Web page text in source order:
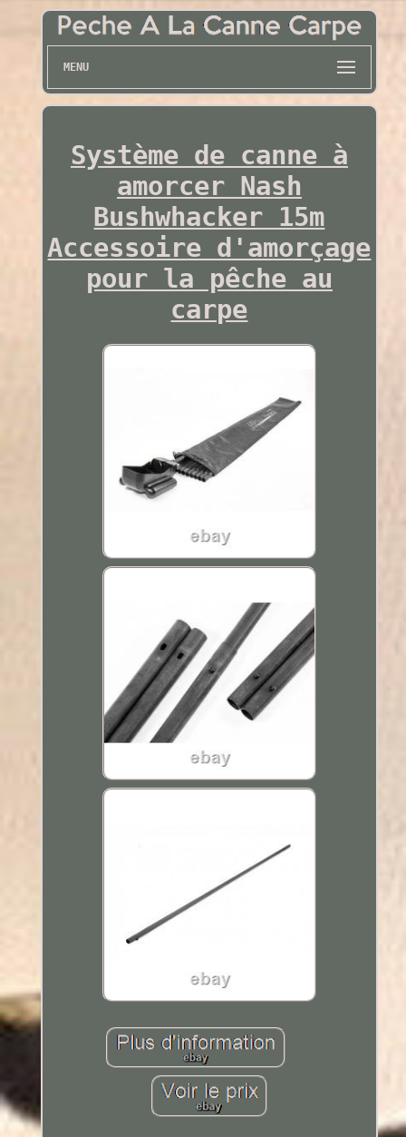
MENU
Système de canne à
amorcer Nash
Bushwhacker 15m
Accessoire d'amorçage
pour la pêche au
carpe